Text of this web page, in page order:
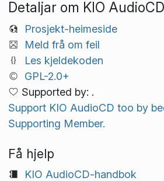
Detaljar om KIO AudioCD
Prosjekt-heimeside
Meld frå om feil
Les kjeldekoden
GPL-2.0+
Supported by: .
Support KIO AudioCD too by
Supporting Member.
Få hjelp
KIO AudioCD-handbok